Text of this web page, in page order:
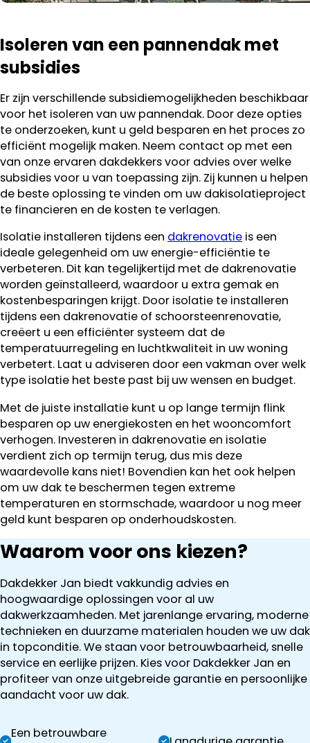
Isoleren van een pannendak met
subsidies
Er zijn verschillende subsidiemogelijkheden beschikbaar
voor het isoleren van uw pannendak. Door deze opties
te onderzoeken, kunt u geld besparen en het proces zo
efficiënt mogelijk maken. Neem contact op met een
van onze ervaren dakdekkers voor advies over welke
subsidies voor u van toepassing zijn. Zij kunnen u helpen
de beste oplossing te vinden om uw dakisolatieproject
te financieren en de kosten te verlagen.
Isolatie installeren tijdens een dakrenovatie is een
ideale gelegenheid om uw energie-efficiëntie te
verbeteren. Dit kan tegelijkertijd met de dakrenovatie
worden geïnstalleerd, waardoor u extra gemak en
kostenbesparingen krijgt. Door isolatie te installeren
tijdens een dakrenovatie of schoorsteenrenovatie,
creëert u een efficiënter systeem dat de
temperatuurregeling en luchtkwaliteit in uw woning
verbetert. Laat u adviseren door een vakman over welk
type isolatie het beste past bij uw wensen en budget.
Met de juiste installatie kunt u op lange termijn flink
besparen op uw energiekosten en het wooncomfort
verhogen. Investeren in dakrenovatie en isolatie
verdient zich op termijn terug, dus mis deze
waardevolle kans niet! Bovendien kan het ook helpen
om uw dak te beschermen tegen extreme
temperaturen en stormschade, waardoor u nog meer
geld kunt besparen op onderhoudskosten.
Waarom voor ons kiezen?
Dakdekker Jan biedt vakkundig advies en
hoogwaardige oplossingen voor al uw
dakwerkzaamheden. Met jarenlange ervaring, moderne
technieken en duurzame materialen houden we uw dak
in topconditie. We staan voor betrouwbaarheid, snelle
service en eerlijke prijzen. Kies voor Dakdekker Jan en
profiteer van onze uitgebreide garantie en persoonlijke
aandacht voor uw dak.
Een betrouwbare